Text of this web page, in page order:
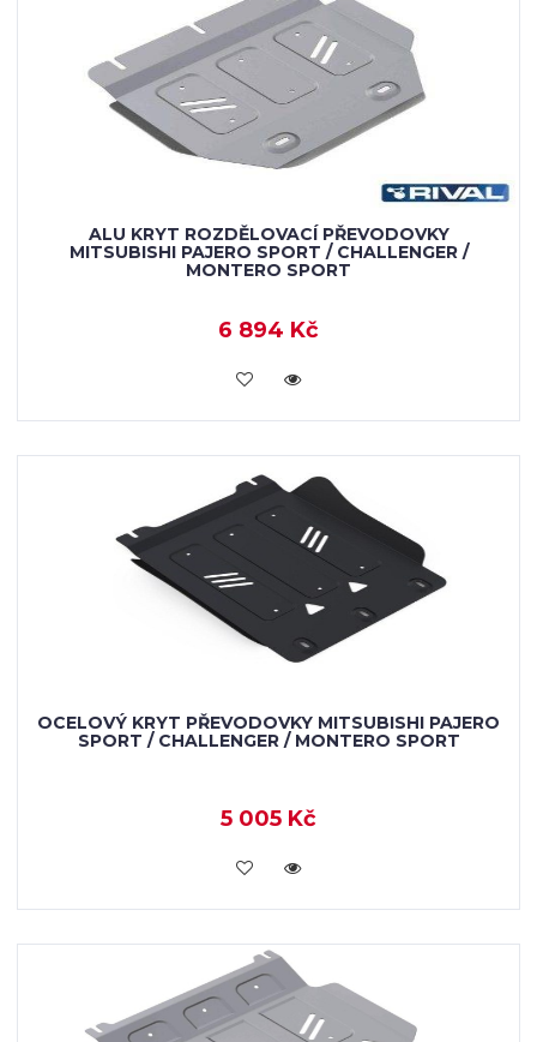
ALU KRYT ROZDĚLOVACÍ PŘEVODOVKY
MITSUBISHI PAJERO SPORT / CHALLENGER /
MONTERO SPORT
6 894 Kč
KOUPIT
OCELOVÝ KRYT PŘEVODOVKY MITSUBISHI PAJERO
SPORT / CHALLENGER / MONTERO SPORT
5 005 Kč
KOUPIT